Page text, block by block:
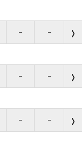
– –
– –
– –